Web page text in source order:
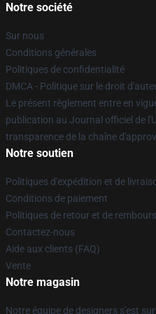
Notre société
Sur nous
Conditions générales
Politiques de confidentialité
DMCA - Politique sur le droit
Le présent règlement entre en
publication au Journal officiel de
transparence de la chaîne
Notre soutien
Politiques d'expédition et de
Conditions de paiement
Politiques de retour et de
Contactez-nous
Aide aux clients (FAQ)
Vente
Notre magasin
Notre équipe de designers s'est